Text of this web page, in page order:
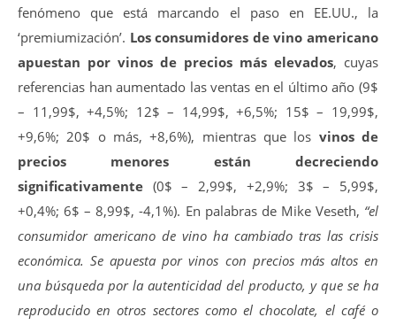
fenómeno que está marcando el paso en EE.UU., la
‘premiumización’. Los consumidores de vino americano
apuestan por vinos de precios más elevados, cuyas
referencias han aumentado las ventas en el último año (9$
– 11,99$, +4,5%; 12$ – 14,99$, +6,5%; 15$ – 19,99$,
+9,6%; 20$ o más, +8,6%), mientras que los vinos de
precios menores están decreciendo
significativamente (0$ – 2,99$, +2,9%; 3$ – 5,99$,
+0,4%; 6$ – 8,99$, -4,1%). En palabras de Mike Veseth, “el
consumidor americano de vino ha cambiado tras las crisis
económica. Se apuesta por vinos con precios más altos en
una búsqueda por la autenticidad del producto, y que se ha
reproducido en otros sectores como el chocolate, el café o